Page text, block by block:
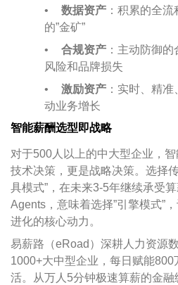
•
数据资产 ：积累的全
的”金矿”
•
合规资产 ：主动防御
风险和品牌损失
•
激励资产 ：实时、精
动业务增长
智能薪酬选型即战略
对于500 人以上的中大型企业，
技术决策，更是战略决策。选择
具模式” ，在未来3-5年继续承受
Agents ，意味着选择”引擎模式”
进化的核心动力。
易薪路（eRoad ）深耕人力资源
1000+大中型企业，每日赋能800
活。从万人 5分钟极速算薪的金融